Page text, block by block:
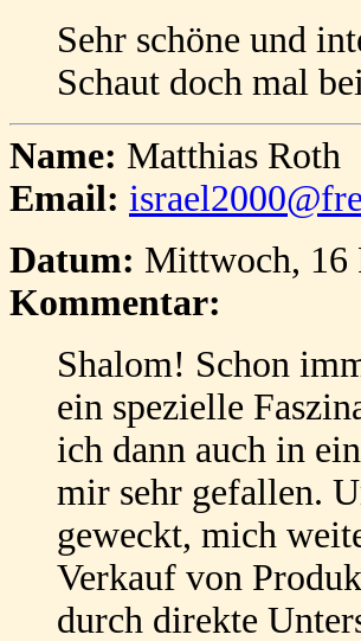
Sehr schöne und
Schaut doch mal
Name: Matthias Roth
Email:
Datum: Mittwoch, 16
Kommentar:
Shalom! Schon
ein spezielle
ich dann auch in
mir sehr gefallen.
geweckt, mich
Verkauf von
durch direkte